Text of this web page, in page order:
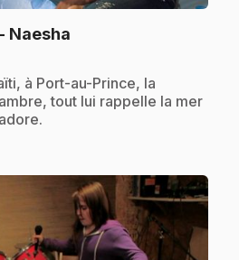
Naesha
à Port-au-Prince, la
tout lui rappelle la mer